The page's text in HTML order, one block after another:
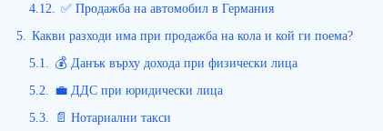
4.12. ✅ Продажба на автомобил в Германия
5. Какви разходи има при продажба на кола и кой ги поема?
5.1. 💰 Данък върху дохода при физически лица
5.2. 💼 ДДС при юридически лица
5.3.
📄 Нотариални такси